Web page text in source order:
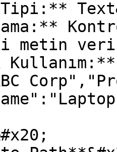
metin